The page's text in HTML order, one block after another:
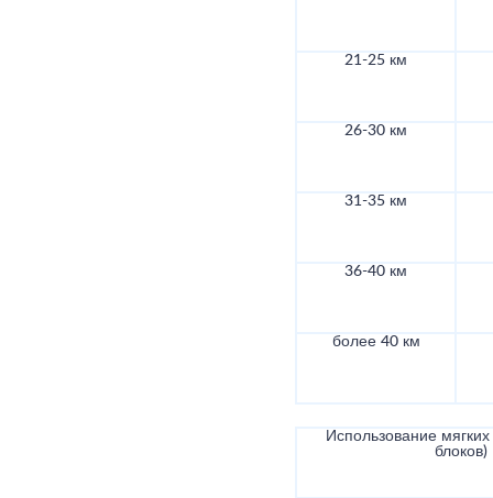
21-25 км
26-30 км
31-35 км
36-40 км
более 40 км
Использование
блоков)